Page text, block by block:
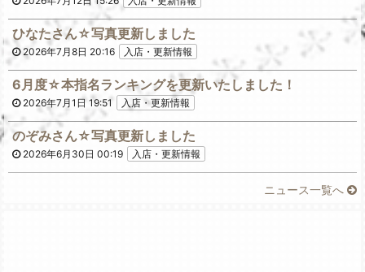
ひなたさん☆写真更新しました
2026年7月8日 20:16 入店・更新情報
6月度☆本指名ランキングを更新いたしました！
2026年7月1日 19:51 入店・更新情報
のぞみさん☆写真更新しました
2026年6月30日 00:19 入店・更新情報
ニュース一覧へ